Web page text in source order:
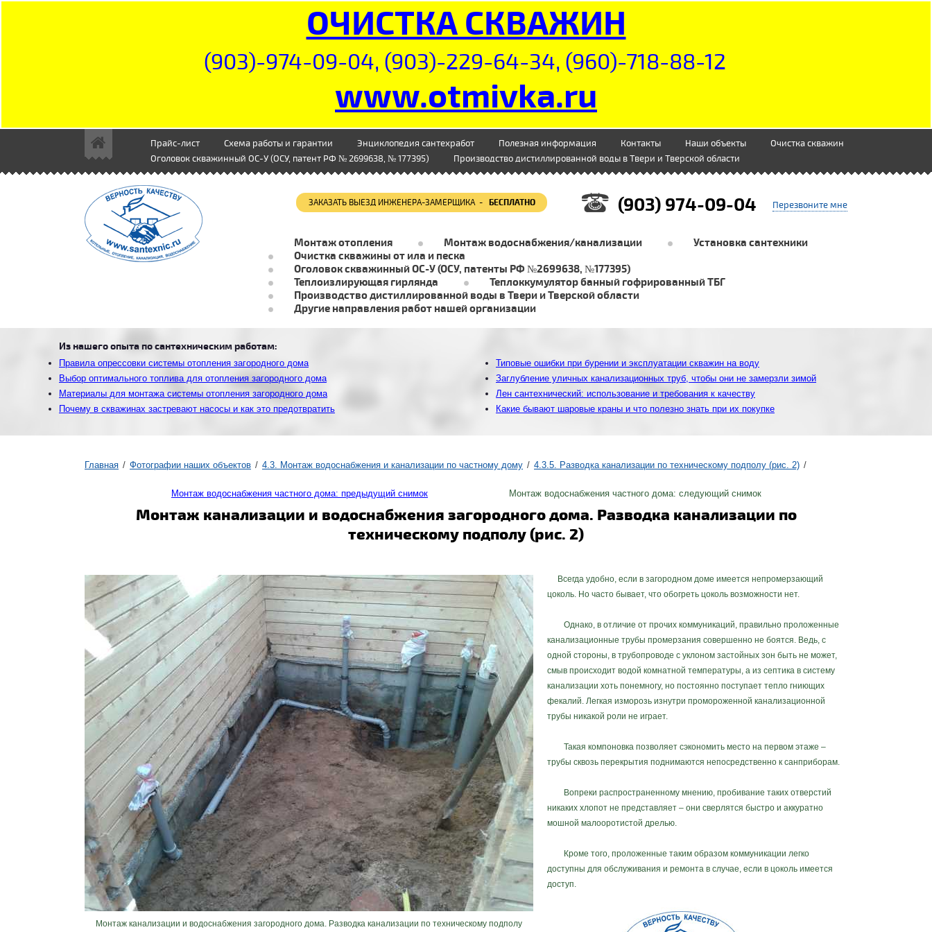
ОЧИСТКА СКВАЖИН
(903)-974-09-04, (903)-229-64-34, (960)-718-88-12
www.otmivka.ru
Главная Фотографии наших объектов 4.3. Монтаж водоснабжения и канализации по частному дому 4.3.5. Разводка канализации по техническому подполу (рис. 2)
Монтаж водоснабжения частного дома: предыдущий снимок Монтаж водоснабжения частного дома: следующий снимок
Монтаж канализации и водоснабжения загородного дома. Разводка канализации по
техническому подполу (рис. 2)
Монтаж канализации и водоснабжения загородного дома. Разводка канализации по техническому подполу
Всегда удобно, если в загородном доме имеется непромерзающий
цоколь. Но часто бывает, что обогреть цоколь возможности нет.
Однако, в отличие от прочих коммуникаций, правильно проложенные
канализационные трубы промерзания совершенно не боятся. Ведь, с
одной стороны, в трубопроводе с уклоном застойных зон быть не может,
смыв происходит водой комнатной температуры, а из септика в систему
канализации хоть понемногу, но постоянно поступает тепло гниющих
фекалий. Легкая изморозь изнутри промороженной канализационной
трубы никакой роли не играет.
Такая компоновка позволяет сэкономить место на первом этаже –
трубы сквозь перекрытия поднимаются непосредственно к санприборам.
Вопреки распространенному мнению, пробивание таких отверстий
никаких хлопот не представляет – они сверлятся быстро и аккуратно
мошной малооротистой дрелью.
Кроме того, проложенные таким образом коммуникации легко
доступны для обслуживания и ремонта в случае, если в цоколь имеется
доступ.
Прайс-лист Схема работы и гарантии Энциклопедия сантехработ Полезная информация Контакты Наши объекты
Очистка скважин
Оголовок скважинный ОС-У (ОСУ, патент РФ № 2699638, № 177395)
Производство дистиллированной воды в Твери и Тверской области
ЗАКАЗАТЬ ВЫЕЗД ИНЖЕНЕРА-ЗАМЕРЩИКА - БЕСПЛАТНО Перезвоните мне
(903) 974-09-04
Монтаж отопления Монтаж водоснабжения/канализации
Установка сантехники
Очистка скважины от ила и песка
Оголовок скважинный ОС-У (ОСУ, патенты РФ №2699638, №177395)
Теплоизлирующая гирлянда
Теплоккумулятор банный гофрированный ТБГ
Производство дистиллированной воды в Твери и Тверской области
Другие направления работ нашей организации
Из нашего опыта по сантехническим работам:
Правила опрессовки системы отопления загородного дома
Выбор оптимального топлива для отопления загородного дома
Материалы для монтажа системы отопления загородного дома
Почему в скважинах застревают насосы и как это предотвратить
Типовые ошибки при бурении и эксплуатации скважин на воду
Заглубление уличных канализационных труб, чтобы они не замерзли зимой
Лен сантехнический: использование и требования к качеству
Какие бывают шаровые краны и что полезно знать при их покупке